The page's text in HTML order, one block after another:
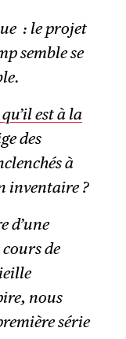
: le projet
semble se
est à la
des
à
inventaire ?
d’une
de
nous
série